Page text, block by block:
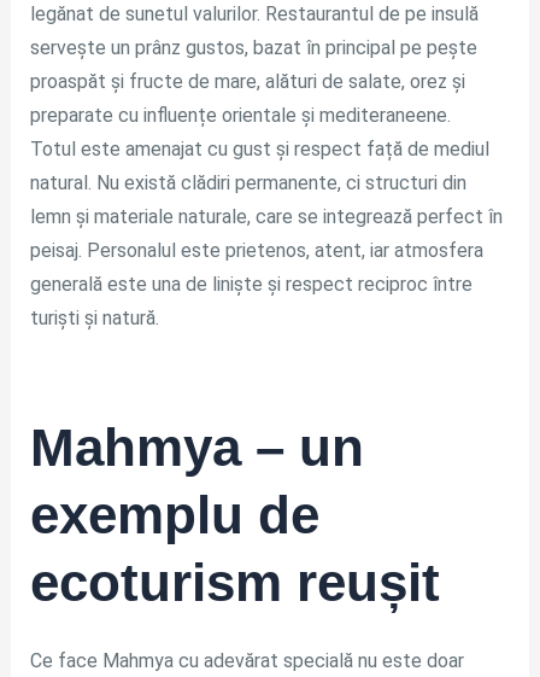
legănat de sunetul valurilor. Restaurantul de pe insulă
servește un prânz gustos, bazat în principal pe pește
proaspăt și fructe de mare, alături de salate, orez și
preparate cu influențe orientale și mediteraneene.
Totul este amenajat cu gust și respect față de mediul
natural. Nu există clădiri permanente, ci structuri din
lemn și materiale naturale, care se integrează perfect în
peisaj. Personalul este prietenos, atent, iar atmosfera
generală este una de liniște și respect reciproc între
turiști și natură.
Mahmya – un
exemplu de
ecoturism reușit
Ce face Mahmya cu adevărat specială nu este doar